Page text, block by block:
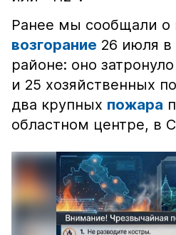
Ранее мы сообщали о
возгорание 26 июля в
районе: оно
и 25 хозяйственных
два крупных пожара
областном центре, в